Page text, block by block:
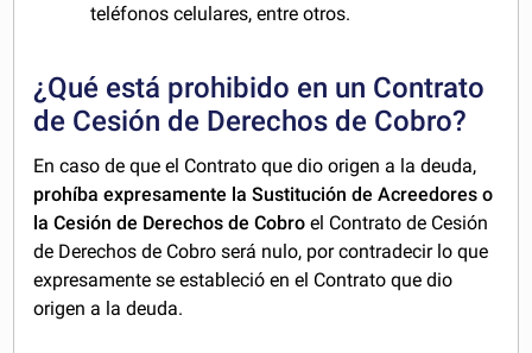
teléfonos celulares, entre otros.
¿Qué está prohibido en un Contrato
de Cesión de Derechos de Cobro?
En caso de que el Contrato que dio origen a la deuda,
prohíba expresamente la Sustitución de Acreedores o
la Cesión de Derechos de Cobro el Contrato de Cesión
de Derechos de Cobro será nulo, por contradecir lo que
expresamente se estableció en el Contrato que dio
origen a la deuda.